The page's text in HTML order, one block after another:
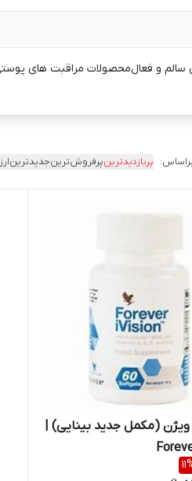
سالم و فعالمحصولات مراقبت های
پربازدیدترینپرفروش‌ترینجدیدترین
ویژن (مکمل جدید بینایی) |
11